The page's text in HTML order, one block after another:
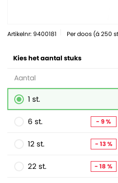
Artikelnr: 9400181 Per doos (á 250
Kies het aantal stuks
Aantal
1 st.
6 st. - 9 %
12 st. - 13 %
22 st. - 18 %